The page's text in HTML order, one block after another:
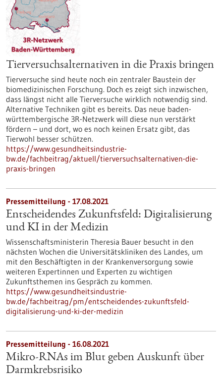
Tierversuchsalternativen in die Praxis bringen
Tierversuche sind heute noch ein zentraler Baustein der
biomedizinischen Forschung. Doch es zeigt sich inzwischen,
dass längst nicht alle Tierversuche wirklich notwendig sind.
Alternative Techniken gibt es bereits. Das neue baden-
württembergische 3R-Netzwerk will diese nun verstärkt
fördern – und dort, wo es noch keinen Ersatz gibt, das
Tierwohl besser schützen.
https://www.gesundheitsindustrie-
bw.de/fachbeitrag/aktuell/tierversuchsalternativen-die-
praxis-bringen
Pressemitteilung - 17.08.2021
Entscheidendes Zukunftsfeld: Digitalisierung
und KI in der Medizin
Wissenschaftsministerin Theresia Bauer besucht in den
nächsten Wochen die Universitätskliniken des Landes, um
mit den Beschäftigten in der Kranken­ver­sorgung sowie
weiteren Expertinnen und Experten zu wichtigen
Zukunftsthemen ins Gespräch zu kommen.
https://www.gesundheitsindustrie-
bw.de/fachbeitrag/pm/entscheidendes-zukunftsfeld-
digitalisierung-und-ki-der-medizin
Pressemitteilung - 16.08.2021
Mikro-RNAs im Blut geben Auskunft über
Darmkrebsrisiko